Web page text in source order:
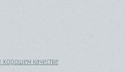
хорошем качестве